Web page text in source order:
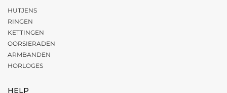
HUTJENS
RINGEN
KETTINGEN
OORSIERADEN
ARMBANDEN
HORLOGES
HELP